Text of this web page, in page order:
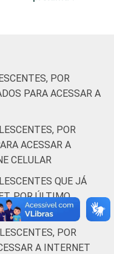
ou
95
10
85
12
90
14
93
POR
PARA ACESSAR A
POR
ACESSAR A
CELULAR
QUE JÁ
POR ÚLTIMO
POR
A INTERNET